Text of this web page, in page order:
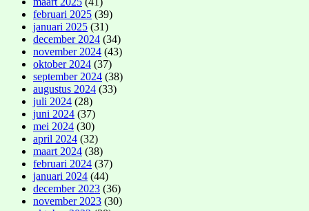
februari 2025 (39)
januari 2025 (31)
december 2024 (34)
november 2024 (43)
oktober 2024 (37)
september 2024 (38)
augustus 2024 (33)
juli 2024 (28)
juni 2024 (37)
mei 2024 (30)
april 2024 (32)
maart 2024 (38)
februari 2024 (37)
januari 2024 (44)
december 2023 (36)
november 2023 (30)